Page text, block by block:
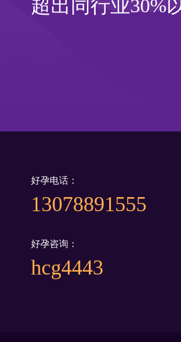
超出同行业30%
好孕电话：
13078891555
好孕咨询：
hcg4443